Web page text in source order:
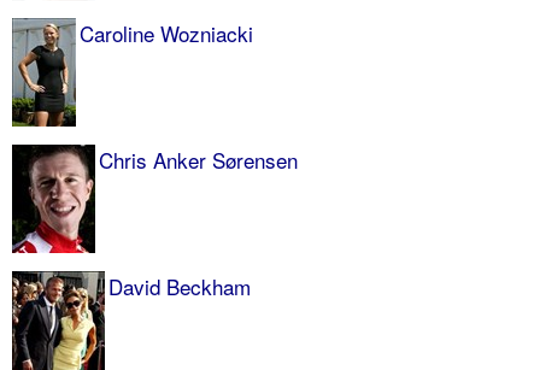
Caroline Wozniacki
Chris Anker Sørensen
David Beckham